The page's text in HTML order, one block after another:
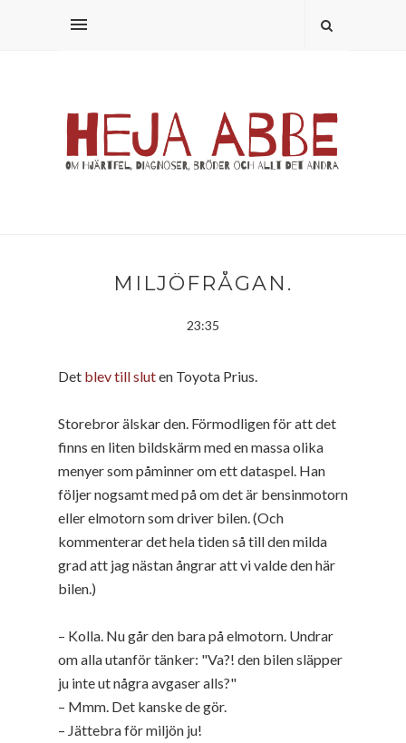
MILJÖFRÅGAN.
23:35
Det blev till sluten Toyota Prius.
Storebror älskar den. Förmodligen för att det
finns en liten bildskärm med en massa olika
menyer som påminner om ett dataspel. Han
följer nogsamt med på om det är bensinmotorn
eller elmotorn som driver bilen. (Och
kommenterar det hela tiden så till den milda
grad att jag nästan ångrar att vi valde den här
bilen.)
– Kolla. Nu går den bara på elmotorn. Undrar
om alla utanför tänker: "Va?! den bilen släpper
ju inte ut några avgaser alls?"
– Mmm. Det kanske de gör.
– Jättebra för miljön ju!